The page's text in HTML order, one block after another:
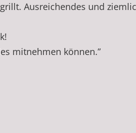
Ausreichendes und
mitnehmen können.”